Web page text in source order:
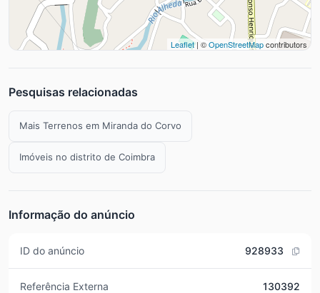
Leaflet| ©OpenStreetMapcontributors
Pesquisas relacionadas
Mais Terrenos em Miranda do Corvo
Imóveis no distrito de Coimbra
Informação do anúncio
ID do anúncio 928933
Referência Externa 130392